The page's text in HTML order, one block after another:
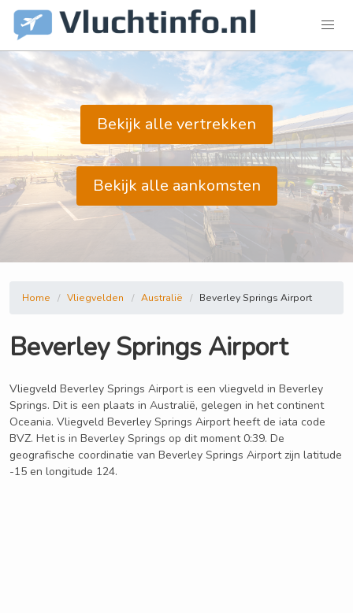
Bekijk alle vertrekken
Bekijk alle aankomsten
Home Vliegvelden Australië Beverley Springs Airport
Beverley Springs Airport
Vliegveld Beverley Springs Airport is een vliegveld in Beverley
Springs. Dit is een plaats in Australië, gelegen in het continent
Oceania. Vliegveld Beverley Springs Airport heeft de iata code
BVZ. Het is in Beverley Springs op dit moment 0:39. De
geografische coordinatie van Beverley Springs Airport zijn latitude
-15 en longitude 124.